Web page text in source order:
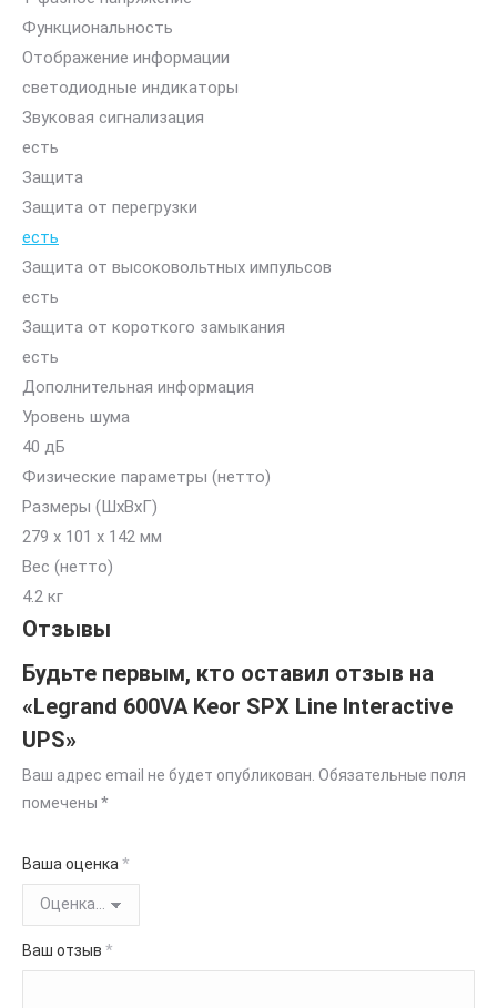
Функциональность
Отображение информации
светодиодные индикаторы
Звуковая сигнализация
есть
Защита
Защита от перегрузки
есть
Защита от высоковольтных импульсов
есть
Защита от короткого замыкания
есть
Дополнительная информация
Уровень шума
40 дБ
Физические параметры (нетто)
Размеры (ШxВxГ)
279 x 101 x 142 мм
Вес (нетто)
4.2 кг
Отзывы
Будьте первым, кто оставил отзыв на
«Legrand 600VA Keor SPX Line Interactive
UPS»
Ваш адрес email не будет опубликован. Обязательные поля
помечены *
Ваша оценка *
Ваш отзыв *